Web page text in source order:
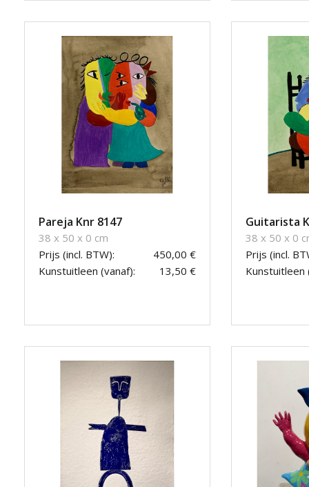
Pareja Knr 8147
38 x 50 x 0 cm
Prijs (incl. BTW):
450,00 €
Kunstuitleen (vanaf):
13,50 €
Guitarista
38 x 50 x 0
Prijs (incl.
Kunstuitleen